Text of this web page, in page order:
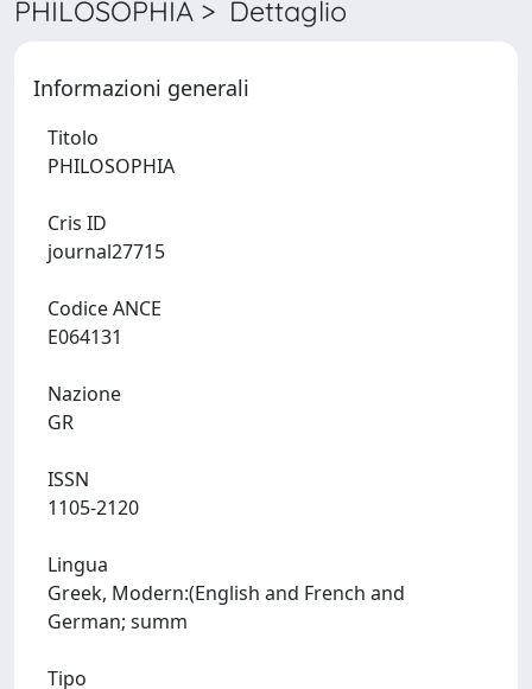
PHILOSOPHIA > Dettaglio
Informazioni generali
Titolo
Cris ID
Codice ANCE
Nazione
ISSN
Lingua
Greek, Modern:(English and French and
Tipo